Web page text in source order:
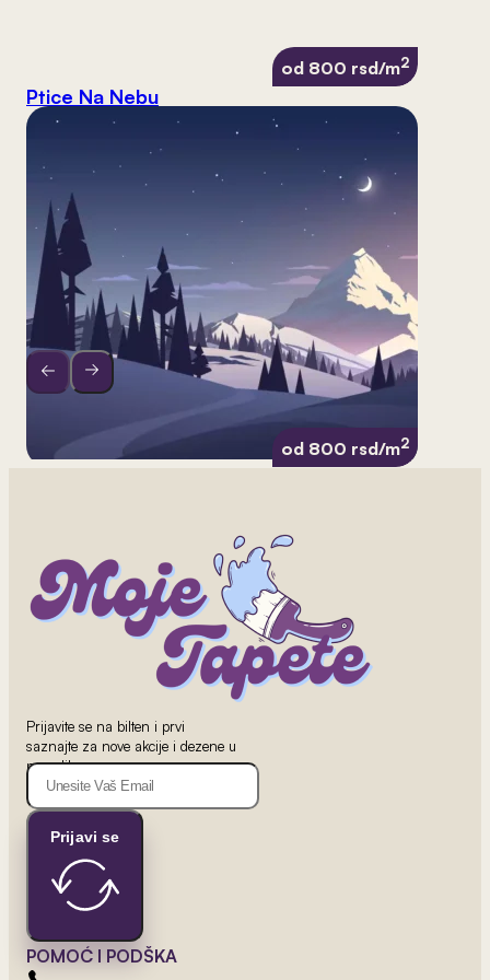
od 800 rsd/m2
Ptice Na Nebu
od 800 rsd/m2
Prijavite se na bilten i prvi
saznajte za nove akcije i dezene u
ponudi!
Prijavi se
POMOĆ I PODŠKA